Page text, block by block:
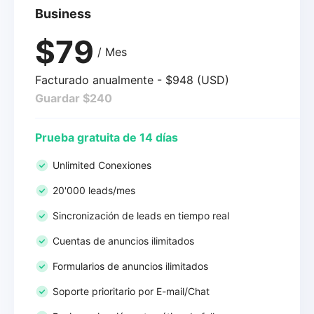
Business
$79 / Mes
Facturado anualmente - $948 (USD)
Guardar $240
Prueba gratuita de 14 días
Unlimited Conexiones
20'000 leads/mes
Sincronización de leads en tiempo real
Cuentas de anuncios ilimitados
Formularios de anuncios ilimitados
Soporte prioritario por E-mail/Chat